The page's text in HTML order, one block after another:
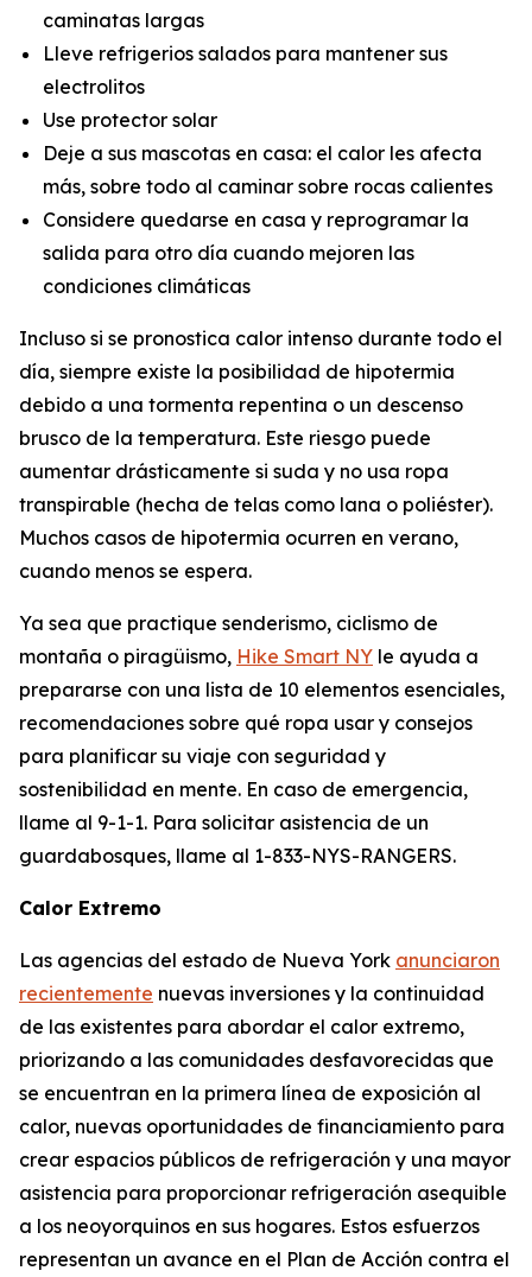
caminatas largas
Lleve refrigerios salados para mantener sus
electrolitos
Use protector solar
Deje a sus mascotas en casa: el calor les afecta
más, sobre todo al caminar sobre rocas calientes
Considere quedarse en casa y reprogramar la
salida para otro día cuando mejoren las
condiciones climáticas
Incluso si se pronostica calor intenso durante todo el
día, siempre existe la posibilidad de hipotermia
debido a una tormenta repentina o un descenso
brusco de la temperatura. Este riesgo puede
aumentar drásticamente si suda y no usa ropa
transpirable (hecha de telas como lana o poliéster).
Muchos casos de hipotermia ocurren en verano,
cuando menos se espera.
Ya sea que practique senderismo, ciclismo de
montaña o piragüismo, Hike Smart NY le ayuda a
prepararse con una lista de 10 elementos esenciales,
recomendaciones sobre qué ropa usar y consejos
para planificar su viaje con seguridad y
sostenibilidad en mente. En caso de emergencia,
llame al 9-1-1. Para solicitar asistencia de un
guardabosques, llame al 1-833-NYS-RANGERS.
Calor Extremo
Las agencias del estado de Nueva York anunciaron
recientemente nuevas inversiones y la continuidad
de las existentes para abordar el calor extremo,
priorizando a las comunidades desfavorecidas que
se encuentran en la primera línea de exposición al
calor, nuevas oportunidades de financiamiento para
crear espacios públicos de refrigeración y una mayor
asistencia para proporcionar refrigeración asequible
a los neoyorquinos en sus hogares. Estos esfuerzos
representan un avance en el Plan de Acción contra el